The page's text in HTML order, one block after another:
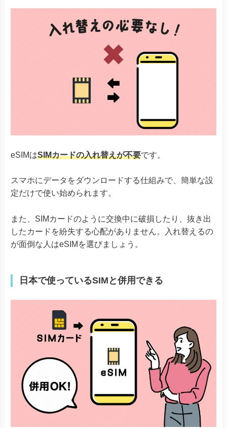
eSIMはSIMカードの入れ替えが不要です。
スマホにデータをダウンロードする仕組みで、簡単な設
定だけで使い始められます。
また、SIMカードのように交換中に破損したり、抜き出
したカードを紛失する心配がありません。入れ替えるの
が面倒な人はeSIMを選びましょう。
日本で使っているSIMと併用できる